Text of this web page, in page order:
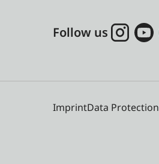
Follow us
ImprintData Protection